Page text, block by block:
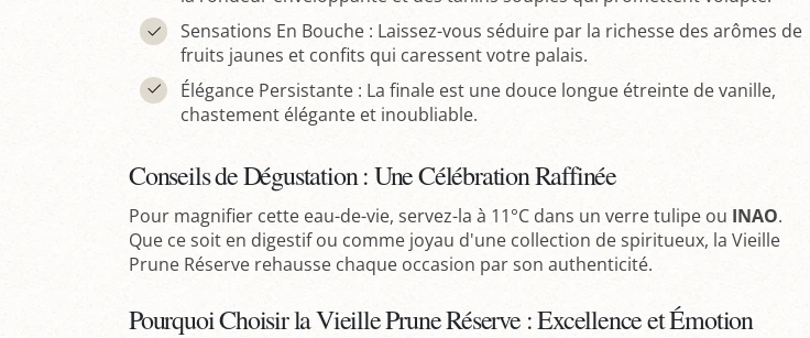
Sensations En Bouche : Laissez-vous séduire par la richesse des arômes de
fruits jaunes et confits qui caressent votre palais.
Élégance Persistante : La finale est une douce longue étreinte de vanille,
chastement élégante et inoubliable.
Conseils de Dégustation : Une Célébration Raffinée
Pour magnifier cette eau-de-vie, servez-la à 11°C dans un verre tulipe ou INAO.
Que ce soit en digestif ou comme joyau d'une collection de spiritueux, la Vieille
Prune Réserve rehausse chaque occasion par son authenticité.
Pourquoi Choisir la Vieille Prune Réserve : Excellence et Émotion